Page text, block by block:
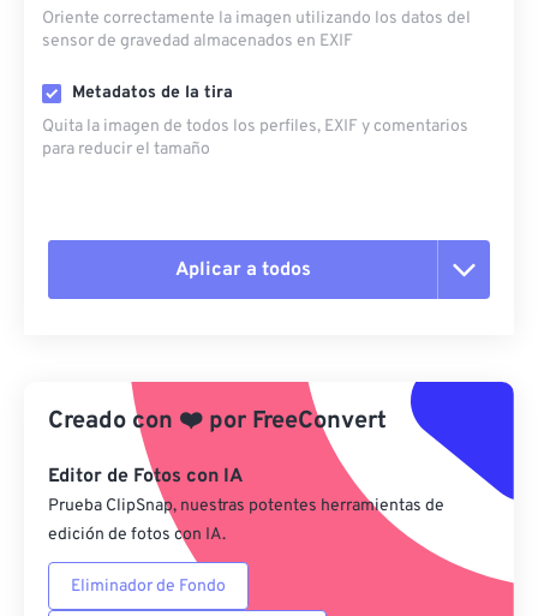
Oriente correctamente la imagen utilizando los datos del
sensor de gravedad almacenados en EXIF
Metadatos de la tira
Quita la imagen de todos los perfiles, EXIF ​​y comentarios
para reducir el tamaño
Aplicar a todos
Aplicar desde el ajuste preestablecido
Guardar como preestablecido
Creado con ❤️ por FreeConvert
Editor de Fotos con IA
Prueba ClipSnap, nuestras potentes herramientas de
edición de fotos con IA.
Eliminador de Fondo